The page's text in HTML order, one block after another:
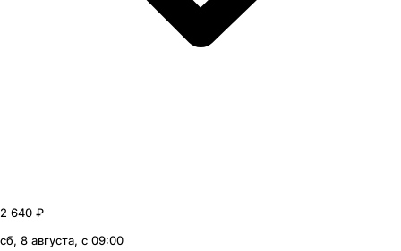
2 640 ₽
сб, 8 августа, с 09:00